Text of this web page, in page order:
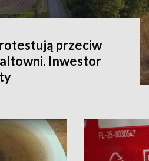
przeciw
Inwestor